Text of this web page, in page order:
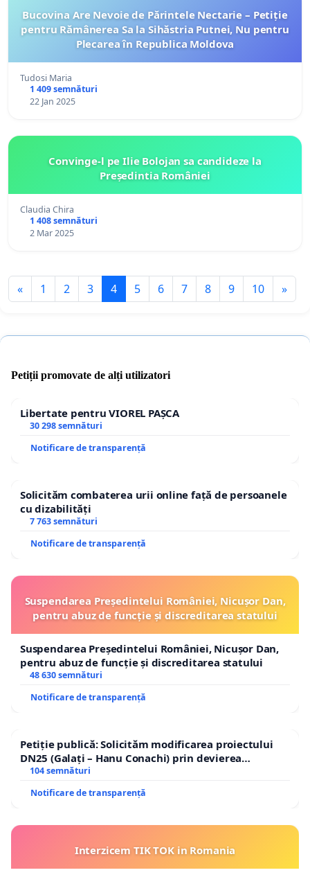
Bucovina Are Nevoie de Părintele Nectarie – Petiție
pentru Rămânerea Sa la Sihăstria Putnei, Nu pentru
Plecarea în Republica Moldova
Tudosi Maria
1 409 semnături
22 Jan 2025
Convinge-l pe Ilie Bolojan sa candideze la
Președintia României
Claudia Chira
1 408 semnături
2 Mar 2025
« 1 2 3 4 5 6 7 8 9 10 »
Petiții promovate de alți utilizatori
Libertate pentru VIOREL PAȘCA
30 298 semnături
Notificare de transparență
Solicităm combaterea urii online față de persoanele
cu dizabilități
7 763 semnături
Notificare de transparență
Suspendarea Președintelui României, Nicușor Dan,
pentru abuz de funcție și discreditarea statului
Suspendarea Președintelui României, Nicușor Dan,
pentru abuz de funcție și discreditarea statului
48 630 semnături
Notificare de transparență
Petiție publică: Solicităm modificarea proiectului
DN25 (Galați – Hanu Conachi) prin devierea
traseului în afara localităților!
104 semnături
Notificare de transparență
Interzicem TIK TOK in Romania